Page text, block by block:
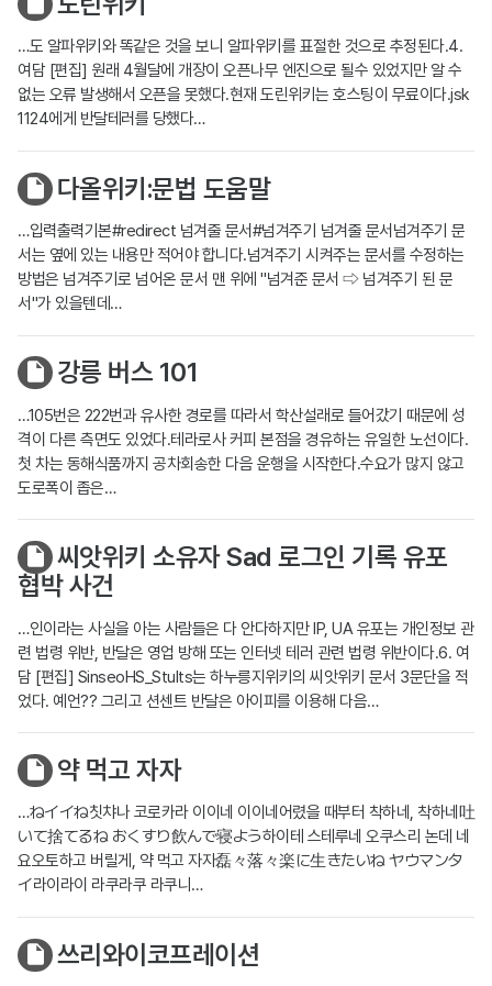
…도 알파위키와 똑같은 것을 보니 알파위키를 표절한 것으로 추정된다.4.
여담 [편집] 원래 4월달에 개장이 오픈나무 엔진으로 될수 있었지만 알 수
없는 오류 발생해서 오픈을 못했다.현재 도린위키는 호스팅이 무료이다.jsk
1124에게 반달테러를 당했다…
다올위키:문법 도움말
…입력출력기본#redirect 넘겨줄 문서#넘겨주기 넘겨줄 문서넘겨주기 문
서는 옆에 있는 내용만 적어야 합니다.넘겨주기 시켜주는 문서를 수정하는
방법은 넘겨주기로 넘어온 문서 맨 위에 "넘겨준 문서 ⇨ 넘겨주기 된 문
서"가 있을텐데…
강릉 버스 101
…105번은 222번과 유사한 경로를 따라서 학산설래로 들어갔기 때문에 성
격이 다른 측면도 있었다.테라로사 커피 본점을 경유하는 유일한 노선이다.
첫 차는 동해식품까지 공차회송한 다음 운행을 시작한다.수요가 많지 않고
도로폭이 좁은…
씨앗위키 소유자 Sad 로그인 기록 유포
협박 사건
…인이라는 사실을 아는 사람들은 다 안다하지만 IP, UA 유포는 개인정보 관
련 법령 위반, 반달은 영업 방해 또는 인터넷 테러 관련 법령 위반이다.6. 여
담 [편집] SinseoHS_Stults는 하누릉지위키의 씨앗위키 문서 3문단을 적
었다. 예언?? 그리고 션센트 반달은 아이피를 이용해 다음…
약 먹고 자자
…ねイイね칫챠나 코로카라 이이네 이이네어렸을 때부터 착하네, 착하네吐
いて捨てるね おくすり飲んで寝よう하이테 스테루네 오쿠스리 논데 네
요오토하고 버릴게, 약 먹고 자자磊々落々楽に生きたいね ヤウマンタ
イ라이라이 라쿠라쿠 라쿠니…
쓰리와이코프레이션